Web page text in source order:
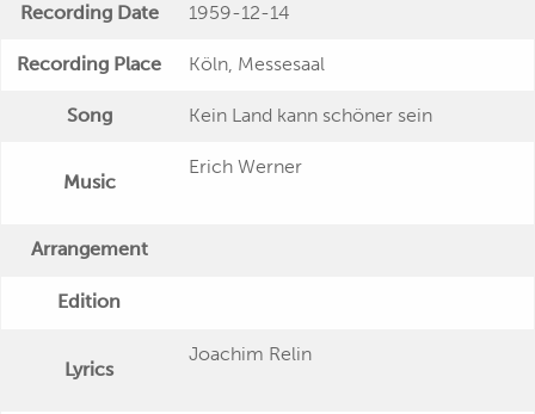
Recording Date 1959-12-14
Recording Place Köln, Messesaal
Song Kein Land kann schöner sein
Music
Erich Werner
Arrangement
Edition
Lyrics
Joachim Relin